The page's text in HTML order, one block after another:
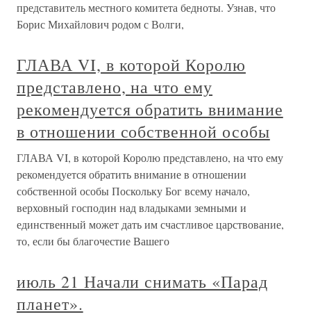
представитель местного комитета бедноты. Узнав, что
Борис Михайлович родом с Волги,
ГЛАВА VI, в которой Королю
представлено, на что ему
рекомендуется обратить внимание
в отношении собственной особы
ГЛАВА VI, в которой Королю представлено, на что ему
рекомендуется обратить внимание в отношении
собственной особы Поскольку Бог всему начало,
верховный господин над владыками земными и
единственный может дать им счастливое царствование,
то, если бы благочестие Вашего
июль 21 Начали снимать «Парад
планет».